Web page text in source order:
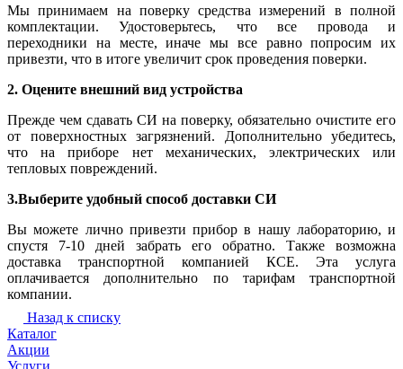
Мы принимаем на поверку средства измерений в полной
комплектации. Удостоверьтесь, что все провода и
переходники на месте, иначе мы все равно попросим их
привезти, что в итоге увеличит срок проведения поверки.
2. Оцените внешний вид устройства
Прежде чем сдавать СИ на поверку, обязательно очистите его
от поверхностных загрязнений. Дополнительно убедитесь,
что на приборе нет механических, электрических или
тепловых повреждений.
3.Выберите удобный способ доставки СИ
Вы можете лично привезти прибор в нашу лабораторию, и
спустя 7-10 дней забрать его обратно. Также возможна
доставка транспортной компанией КСЕ. Эта услуга
оплачивается дополнительно по тарифам транспортной
компании.
Назад к списку
Каталог
Акции
Услуги